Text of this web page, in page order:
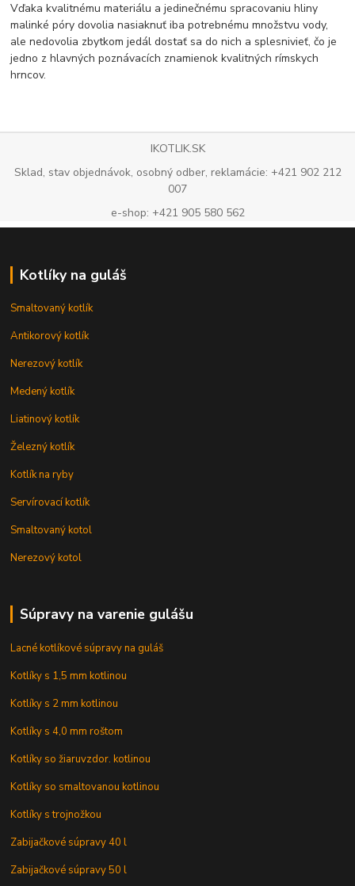
Vďaka kvalitnému materiálu a jedinečnému spracovaniu hliny
malinké póry dovolia nasiaknuť iba potrebnému množstvu vody,
ale nedovolia zbytkom jedál dostať sa do nich a splesnivieť, čo je
jedno z hlavných poznávacích znamienok kvalitných rímskych
hrncov.
IKOTLIK.SK
Sklad, stav objednávok, osobný odber, reklamácie: +421 902 212
007
e-shop: +421 905 580 562
Kotlíky na guláš
Smaltovaný kotlík
Antikorový kotlík
Nerezový kotlík
Medený kotlík
Liatinový kotlík
Železný kotlík
Kotlík na ryby
Servírovací kotlík
Smaltovaný kotol
Nerezový kotol
Súpravy na varenie gulášu
Lacné kotlíkové súpravy na guláš
Kotlíky s 1,5 mm kotlinou
Kotlíky s 2 mm kotlinou
Kotlíky s 4,0 mm roštom
Kotlíky so žiaruvzdor. kotlinou
Kotlíky so smaltovanou kotlinou
Kotlíky s trojnožkou
Zabijačkové súpravy 40 l
Zabijačkové súpravy 50 l